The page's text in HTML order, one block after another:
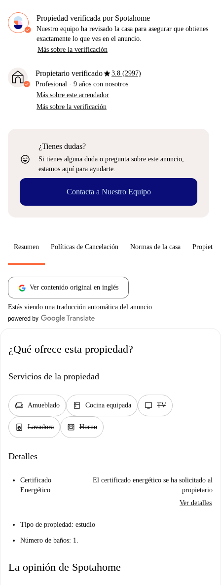
Propiedad verificada por Spotahome
Nuestro equipo ha revisado la casa para asegurar que obtienes
exactamente lo que ves en el anuncio.
Más sobre la verificación
Propietario verificadostar3.8 (2997)
Profesional · 9 años con nosotros
Más sobre este arrendador
Más sobre la verificación
sentiment_very_satisfied
¿Tienes dudas?
Si tienes alguna duda o pregunta sobre este anuncio,
estamos aquí para ayudarte.
Contacta a Nuestro Equipo
Resumen Políticas de Cancelación Normas de la casa
Ver contenido original en inglés
Estás viendo una traducción automática del anuncio
¿Qué ofrece esta propiedad?
Servicios de la propiedad
chair Amueblado kitchen Cocina equipada tv TV
local_laundry_service Lavadora oven_gen Horno
Detalles
Certificado
Energético
El certificado energético se ha solicitado al
propietario
Ver detalles
Tipo de propiedad: estudio
Número de baños: 1.
La opinión de Spotahome